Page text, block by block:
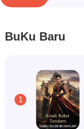
BuKu Baru
1